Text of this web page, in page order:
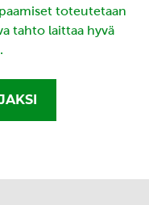
toteutetaan
tahto laittaa hyvä